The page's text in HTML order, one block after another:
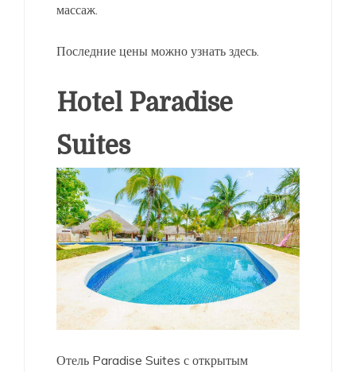
массаж.
Последние цены можно узнать здесь.
Hotel Paradise
Suites
Отель Paradise Suites с открытым